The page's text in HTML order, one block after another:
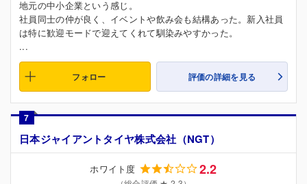
地元の中小企業という感じ。
社員同士の仲が良く、イベントや飲み会も結構あった。新入社員
は特に歓迎モードで迎えてくれて馴染みやすかった。
...
フォロー 評価の詳細を見る
7
日本ジャイアントタイヤ株式会社（NGT）
ホワイト度 2.2